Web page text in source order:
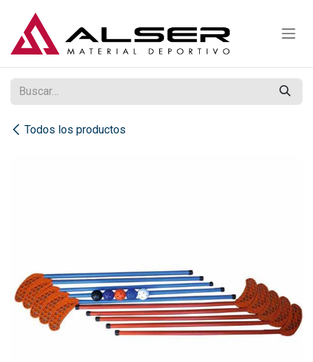
Todos los productos